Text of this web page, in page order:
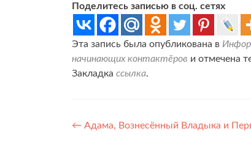
Поделитесь записью в соц. сетях
Эта запись была опубликована в
начинающих контактёров и отмечена
Закладка ссылка.
Навигация
← Адама, Вознесённый Владыка и